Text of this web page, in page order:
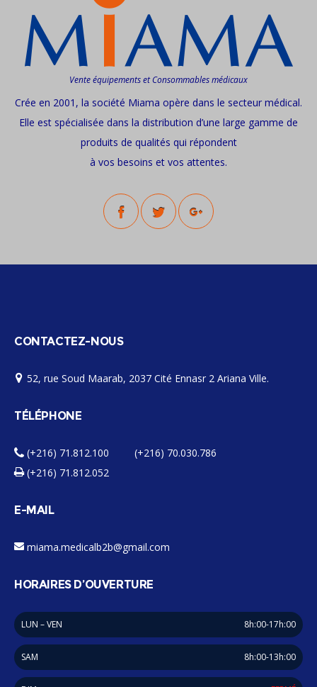
Vente équipements et Consommables médicaux
Crée en 2001, la société Miama opère dans le secteur médical.
Elle est spécialisée dans la distribution d’une large gamme de
produits de qualités qui répondent
à vos besoins et vos attentes.
CONTACTEZ-NOUS
52, rue Soud Maarab, 2037 Cité Ennasr 2 Ariana Ville.
TÉLÉPHONE
(+216) 71.812.100 (+216) 70.030.786
(+216) 71.812.052
E-MAIL
miama.medicalb2b@gmail.com
HORAIRES D’OUVERTURE
LUN – VEN 8h:00-17h:00
SAM 8h:00-13h:00